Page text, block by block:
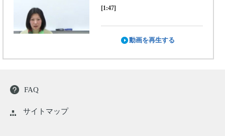
[1:47]
動画を再生する
FAQ
サイトマップ